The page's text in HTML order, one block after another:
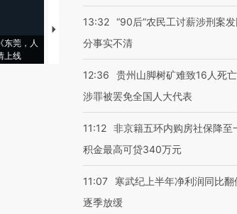
东莞，人
上线
【推广】走进第四届链博
会，让数智科技“链”接产
13:32 “90后”农民工讨薪涉刑案
分事实不清
12:36
贵州山脚树矿难致16人死
涉罪被罢免全国人大代表
11:12 非京籍五环内购房社保降至
积金最高可贷340万元
11:07
寒武纪上半年净利润同比翻
逐季放缓